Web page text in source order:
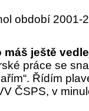
období 2001-
ještě
práce se
Řídím
ČSPS, v